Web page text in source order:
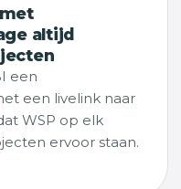
altijd
een
een livelink naar
WSP op elk
ervoor staan.